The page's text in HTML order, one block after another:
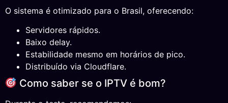
O sistema é otimizado para o Brasil, oferecendo:
Servidores rápidos.
Baixo delay.
Estabilidade mesmo em horários de pico.
Distribuído via Cloudflare.
Como saber se o IPTV é bom?